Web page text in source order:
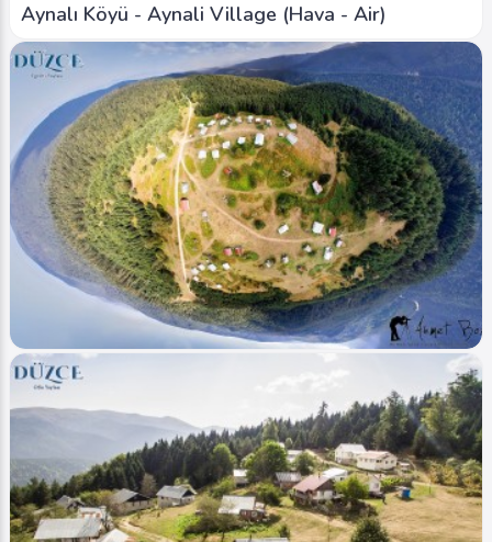
Aynalı Köyü - Aynali Village (Hava - Air)
Image Yaylalar - Plateaus